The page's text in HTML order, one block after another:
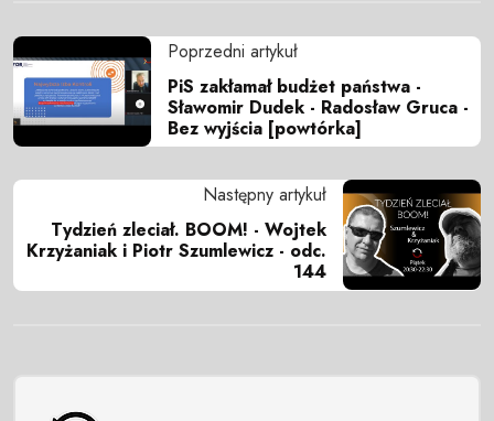
Poprzedni artykuł
PiS zakłamał budżet państwa -
Sławomir Dudek - Radosław Gruca -
Bez wyjścia [powtórka]
Następny artykuł
Tydzień zleciał. BOOM! - Wojtek
Krzyżaniak i Piotr Szumlewicz - odc.
144